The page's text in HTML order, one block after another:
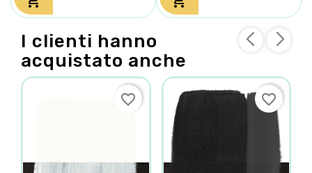
I clienti hanno
acquistato anche
favorite_border favorite_border